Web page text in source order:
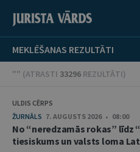
MEKLĒŠANAS REZULTĀTI
"" (ATRASTI 33296 REZULTĀTI)
ULDIS CĒRPS
ŽURNĀLS 7. AUGUSTS 2026 • 08:00
No “neredzamās rokas” līdz
tiesiskums un valsts loma